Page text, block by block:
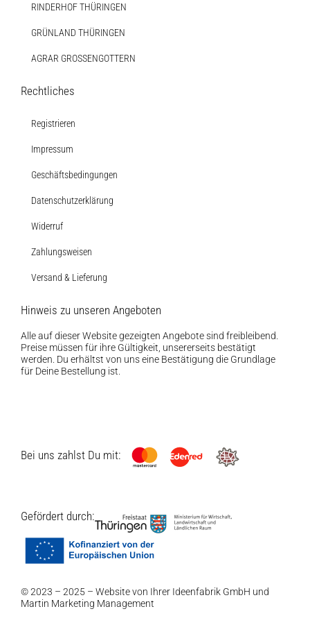
RINDERHOF THÜRINGEN
GRÜNLAND THÜRINGEN
AGRAR GROSSENGOTTERN
Rechtliches
Registrieren
Impressum
Geschäftsbedingungen
Datenschutzerklärung
Widerruf
Zahlungsweisen
Versand & Lieferung
Hinweis zu unseren Angeboten
Alle auf dieser Website gezeigten Angebote sind freibleibend.
Preise müssen für ihre Gültigkeit, unsererseits bestätigt
werden. Du erhältst von uns eine Bestätigung die Grundlage
für Deine Bestellung ist.
Bei uns zahlst Du mit:
Gefördert durch:
© 2023 – 2025 – Website von Ihrer Ideenfabrik GmbH und
Martin Marketing Management